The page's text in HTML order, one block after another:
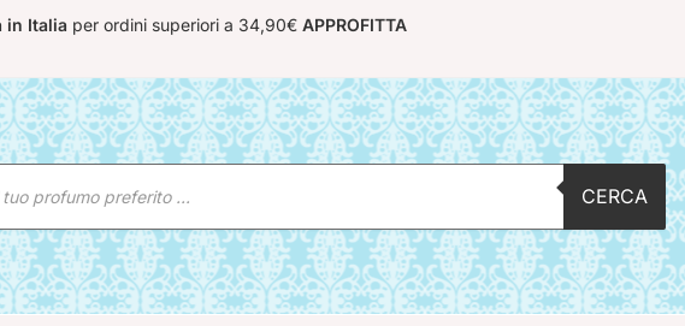
in Italia per ordini superiori a 34,90€ APPROFITTA
CERCA